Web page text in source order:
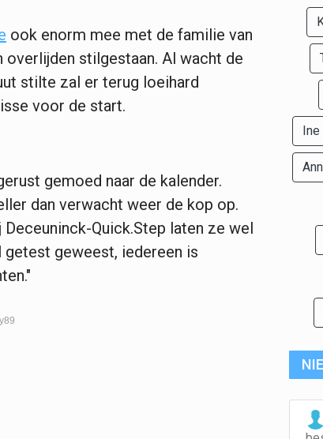
ook enorm mee met de familie van
stilgestaan. Al wacht de
stilte zal er terug loeihard
voor de start.
gemoed naar de kalender.
dan verwacht weer de kop op.
Quick.Step laten ze wel
getest geweest, iedereen is
Ine